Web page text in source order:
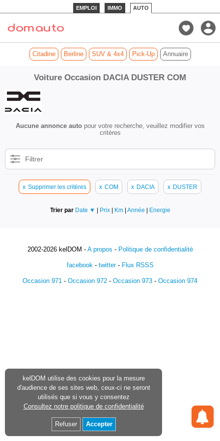
EMPLOI IMMO AUTO
Citadine Berline SUV & 4x4 Pick-Up Annuaire
Voiture Occasion DACIA DUSTER COM
Aucune annonce autopour votre recherche, veuillez modifier vos
critères
Filtrer
x Supprimer les critères x COM x DACIA x DUSTER
Trier par Date ▼ | Prix | Km | Année | Energie
2002-2026 kelDOM - A propos - Politique de confidentialité
facebook- twitter- Flux RSSS
Occasion 971 - Occasion 972 - Occasion 973 - Occasion 974
kelDOM utilise des cookies pour la mesure
d'audience de ses sites web, ceux-ci ne seront
utilisés que si vous y consentez
Consultez notre politique de confidentialité
Refuser Accepter